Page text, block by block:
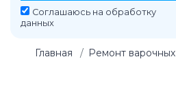
Соглашаюсь на обработку
данных
Главная Ремонт